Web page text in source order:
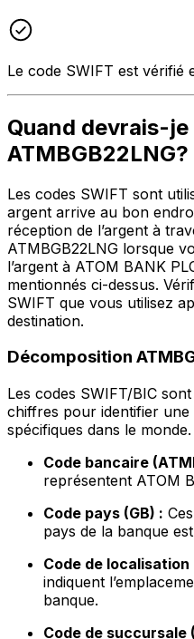
Le code SWIFT est vérifié
Quand devrais-
ATMBGB22LNG?
Les codes SWIFT sont
argent arrive au bon
réception de l’argent à
ATMBGB22LNG lorsque
l’argent à ATOM BANK
mentionnés ci-dessus.
SWIFT que vous utilisez
destination.
Décomposition
Les codes SWIFT/BIC
chiffres pour identifier une
spécifiques dans le monde.
Code bancaire
représentent ATOM
Code pays (GB) :
pays de la banque
Code de localisation
indiquent
banque.
Code de succursale